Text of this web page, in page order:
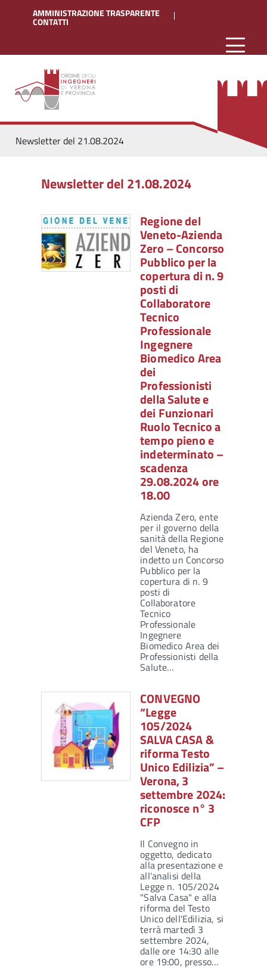
AMMINISTRAZIONE TRASPARENTE
CONTATTI
Newsletter del 21.08.2024
Newsletter del 21.08.2024
Regione del
Veneto-Azienda
Zero – Concorso
Pubblico per la
copertura di n. 9
posti di
Collaboratore
Tecnico
Professionale
Ingegnere
Biomedico Area
dei
Professionisti
della Salute e
dei Funzionari
Ruolo Tecnico a
tempo pieno e
indeterminato –
scadenza
29.08.2024 ore
18.00
Azienda Zero, ente
per il governo della
sanità della Regione
del Veneto, ha
indetto un Concorso
Pubblico per la
copertura di n. 9
posti di
Collaboratore
Tecnico
Professionale
Ingegnere
Biomedico Area dei
Professionisti della
Salute…
CONVEGNO
“Legge
105/2024
SALVA CASA &
riforma Testo
Unico Edilizia” –
Verona, 3
settembre 2024:
riconosce n° 3
CFP
Il Convegno in
oggetto, dedicato
alla presentazione e
all'analisi della
Legge n. 105/2024
"Salva Casa" e alla
riforma del Testo
Unico dell'Edilizia, si
terrà martedì 3
settembre 2024,
dalle ore 14:30 alle
ore 19:00, presso…